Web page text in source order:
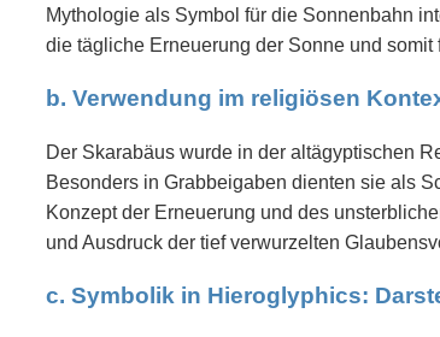
Mythologie als Symbol für die Sonnenbahn
die tägliche Erneuerung der Sonne und
b. Verwendung im religiösen
Der Skarabäus wurde in der altägyptischen
Besonders in Grabbeigaben dienten sie als
Konzept der Erneuerung und des
und Ausdruck der tief verwurzelten
c. Symbolik in Hieroglyphics: